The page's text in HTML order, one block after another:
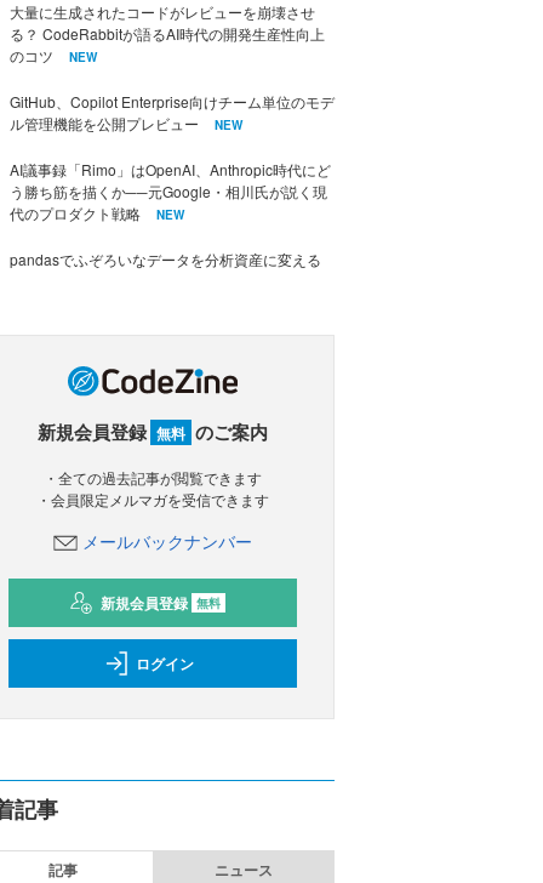
大量に生成されたコードがレビューを崩壊させ
る？ CodeRabbitが語るAI時代の開発生産性向上
のコツ
NEW
GitHub、Copilot Enterprise向けチーム単位のモデ
ル管理機能を公開プレビュー
NEW
AI議事録「Rimo」はOpenAI、Anthropic時代にど
う勝ち筋を描くか──元Google・相川氏が説く現
代のプロダクト戦略
NEW
pandasでふぞろいなデータを分析資産に変える
新規会員登録 無料 のご案内
・全ての過去記事が閲覧できます
・会員限定メルマガを受信できます
メールバックナンバー
新規会員登録 無料
ログイン
記事
記事 ニュース